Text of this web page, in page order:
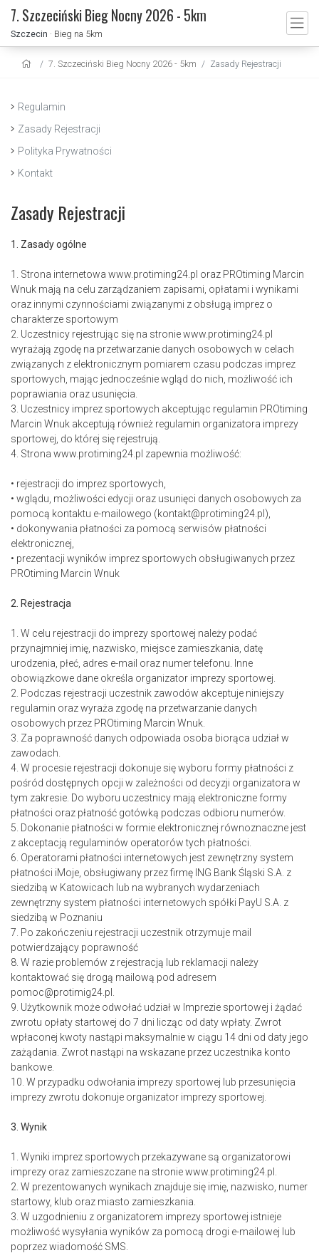
7. Szczeciński Bieg Nocny 2026 - 5km
Szczecin · Bieg na 5km
7. Szczeciński Bieg Nocny 2026 - 5km Zasady Rejestracji
Regulamin
Zasady Rejestracji
Polityka Prywatności
Kontakt
Zasady Rejestracji
1. Zasady ogólne
1. Strona internetowa www.protiming24.pl oraz PROtiming Marcin
Wnuk mają na celu zarządzaniem zapisami, opłatami i wynikami
oraz innymi czynnościami związanymi z obsługą imprez o
charakterze sportowym
2. Uczestnicy rejestrując się na stronie www.protiming24.pl
wyrażają zgodę na przetwarzanie danych osobowych w celach
związanych z elektronicznym pomiarem czasu podczas imprez
sportowych, mając jednocześnie wgląd do nich, możliwość ich
poprawiania oraz usunięcia.
3. Uczestnicy imprez sportowych akceptując regulamin PROtiming
Marcin Wnuk akceptują również regulamin organizatora imprezy
sportowej, do której się rejestrują.
4. Strona www.protiming24.pl zapewnia możliwość:
• rejestracji do imprez sportowych,
• wglądu, możliwości edycji oraz usunięci danych osobowych za
pomocą kontaktu e-mailowego (kontakt@protiming24.pl),
• dokonywania płatności za pomocą serwisów płatności
elektronicznej,
• prezentacji wyników imprez sportowych obsługiwanych przez
PROtiming Marcin Wnuk
2. Rejestracja
1. W celu rejestracji do imprezy sportowej należy podać
przynajmniej imię, nazwisko, miejsce zamieszkania, datę
urodzenia, płeć, adres e-mail oraz numer telefonu. Inne
obowiązkowe dane określa organizator imprezy sportowej.
2. Podczas rejestracji uczestnik zawodów akceptuje niniejszy
regulamin oraz wyraża zgodę na przetwarzanie danych
osobowych przez PROtiming Marcin Wnuk.
3. Za poprawność danych odpowiada osoba biorąca udział w
zawodach.
4. W procesie rejestracji dokonuje się wyboru formy płatności z
pośród dostępnych opcji w zależności od decyzji organizatora w
tym zakresie. Do wyboru uczestnicy mają elektroniczne formy
płatności oraz płatność gotówką podczas odbioru numerów.
5. Dokonanie płatności w formie elektronicznej równoznaczne jest
z akceptacją regulaminów operatorów tych płatności.
6. Operatorami płatności internetowych jest zewnętrzny system
płatności iMoje, obsługiwany przez firmę ING Bank Śląski S.A. z
siedzibą w Katowicach lub na wybranych wydarzeniach
zewnętrzny system płatności internetowych spółki PayU S.A. z
siedzibą w Poznaniu
7. Po zakończeniu rejestracji uczestnik otrzymuje mail
potwierdzający poprawność
8. W razie problemów z rejestracją lub reklamacji należy
kontaktować się drogą mailową pod adresem
pomoc@protimig24.pl.
9. Użytkownik może odwołać udział w Imprezie sportowej i żądać
zwrotu opłaty startowej do 7 dni licząc od daty wpłaty. Zwrot
wpłaconej kwoty nastąpi maksymalnie w ciągu 14 dni od daty jego
zażądania. Zwrot nastąpi na wskazane przez uczestnika konto
bankowe.
10. W przypadku odwołania imprezy sportowej lub przesunięcia
imprezy zwrotu dokonuje organizator imprezy sportowej.
3. Wynik
1. Wyniki imprez sportowych przekazywane są organizatorowi
imprezy oraz zamieszczane na stronie www.protiming24.pl.
2. W prezentowanych wynikach znajduje się imię, nazwisko, numer
startowy, klub oraz miasto zamieszkania.
3. W uzgodnieniu z organizatorem imprezy sportowej istnieje
możliwość wysyłania wyników za pomocą drogi e-mailowej lub
poprzez wiadomość SMS.